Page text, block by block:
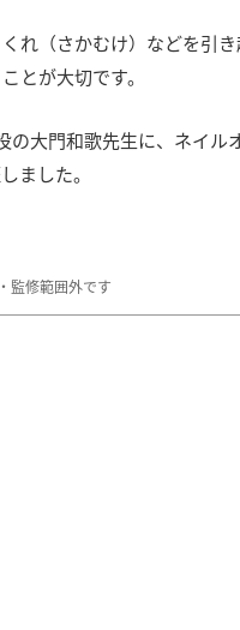
れ（さかむけ）などを引き
とが大切です。
大門和歌先生に、ネイル
ました。
監修範囲外です